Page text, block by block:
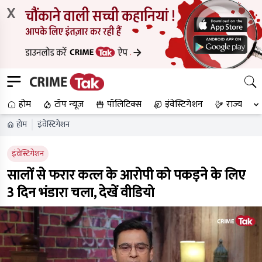
X
होम टॉप न्यूज पॉलिटिक्स इंवेस्टिगेशन राज्य
होम इंवेस्टिगेशन
इंवेस्टिगेशन
सालों से फरार कत्ल के आरोपी को पकड़ने के लिए
3 दिन भंडारा चला, देखें वीडियो